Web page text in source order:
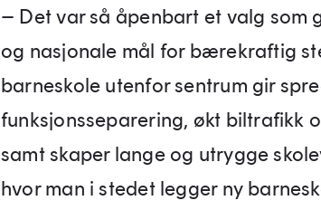
– Det var så åpenbart et valg som
og nasjonale mål for bærekraftig
barneskole utenfor sentrum gir
funksjonsseparering, økt biltrafikk
samt skaper lange og utrygge
hvor man i stedet legger ny